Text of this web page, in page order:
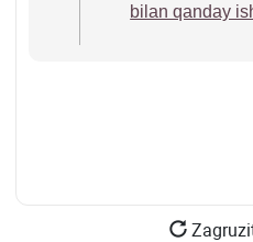
bilan qanday